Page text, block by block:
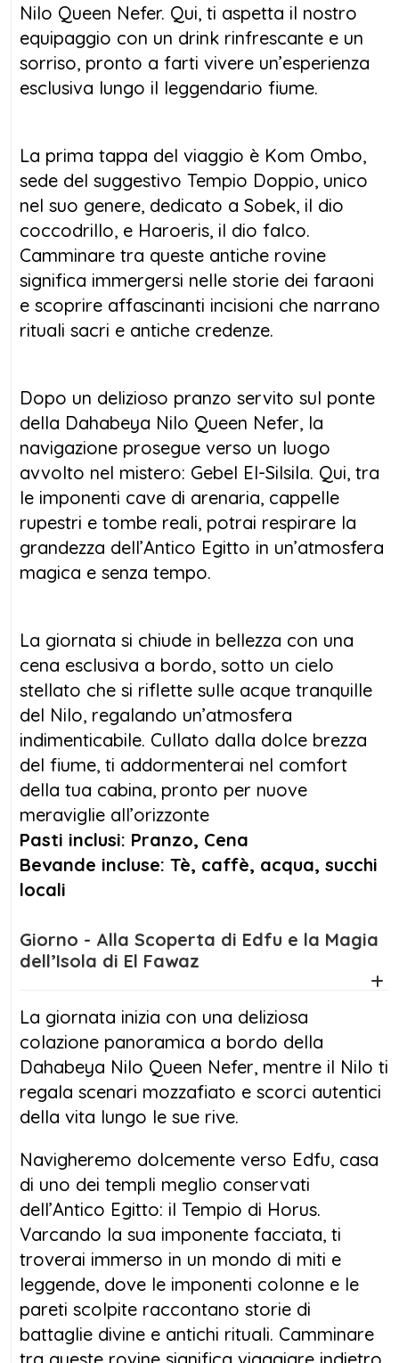
A bordo, ogni dettaglio è pensato per il tuo
benessere. La zona lounge in stile orientale è
il luogo ideale per rilassarsi con un tè alla
menta o un buon libro, mentre la cucina,
biologici, per un autentico viaggio nei sapori
egiziani.
Oltre al lusso, la Queen Nefer è anche
un’eco-friendly Dahabiya, che utilizza energia
solare e sistemi di filtraggio dell’acqua per
ridurre l’impatto ambientale. Grazie alla
barca di supporto, la navigazione è sempre
un’esperienza esclusiva, lontana dal turismo
di massa, la dahabeya Nilo Queen Nefer è la
scelta perfetta per scoprire il Nilo in tutto il
suo splendore, tra comfort, storia e natura
incontaminata.
Dahabeya Queen Nefer:Eleganza e
Comfort sul NiloScopri il fascino del Nilo a
bordo della Queen Nefer Dahabeyaa, un
tradizione per offrirti un’esperienza
indimenticabile.
Caratteristiche della Dahabeya queen
Nefer e Servizi a bordo:
Bagno privato con doccia e asciugacapelli
Aria condizionata regolabile in tutte le cabine
Lounge in stile orientale, perfetta per rilassarsi
e ammirare il paesaggio
Cucina tradizionale egiziana, con piatti freschi
Equipaggio altamente addestrato per
emergenze e sicurezza
Barca di supporto per garantire la navigazione
anche nei giorni senza vento
Wi-Fi gratuito, TV satellitare e lettore DVD per
il tuo intrattenimento
Sistema avanzato di filtraggio dell’acqua e
trattamento al cloro
Alimentazione elettrica 220V h24 per un
comfort senza interruzio
Giubbotti di salvataggio (2 per cabina) per la
tua sicurezza
Servizio di lavanderia e pulizia giornaliera per
un soggiorno impeccabile
Nilo Queen Nefer. Qui, ti aspetta il nostro
equipaggio con un drink rinfrescante e un
sorriso, pronto a farti vivere un’esperienza
esclusiva lungo il leggendario fiume.
La prima tappa del viaggio è Kom Ombo,
sede del suggestivo Tempio Doppio, unico
nel suo genere, dedicato a Sobek, il dio
coccodrillo, e Haroeris, il dio falco.
Camminare tra queste antiche rovine
significa immergersi nelle storie dei faraoni
e scoprire affascinanti incisioni che narrano
rituali sacri e antiche credenze.
Dopo un delizioso pranzo servito sul ponte
della Dahabeya Nilo Queen Nefer, la
navigazione prosegue verso un luogo
avvolto nel mistero: Gebel El-Silsila. Qui, tra
le imponenti cave di arenaria, cappelle
rupestri e tombe reali, potrai respirare la
grandezza dell’Antico Egitto in un’atmosfera
magica e senza tempo.
La giornata si chiude in bellezza con una
cena esclusiva a bordo, sotto un cielo
stellato che si riflette sulle acque tranquille
del Nilo, regalando un’atmosfera
indimenticabile. Cullato dalla dolce brezza
del fiume, ti addormenterai nel comfort
della tua cabina, pronto per nuove
meraviglie all’orizzonte
Pasti inclusi: Pranzo, Cena
Bevande incluse: Tè, caffè, acqua, succhi
locali
Giorno - Alla Scoperta di Edfu e la Magia
dell’Isola di El Fawaz
La giornata inizia con una deliziosa
colazione panoramica a bordo della
Dahabeya Nilo Queen Nefer, mentre il Nilo ti
regala scenari mozzafiato e scorci autentici
della vita lungo le sue rive.
Navigheremo dolcemente verso Edfu, casa
di uno dei templi meglio conservati
dell’Antico Egitto: il Tempio di Horus.
Varcando la sua imponente facciata, ti
troverai immerso in un mondo di miti e
leggende, dove le imponenti colonne e le
pareti scolpite raccontano storie di
battaglie divine e antichi rituali. Camminare